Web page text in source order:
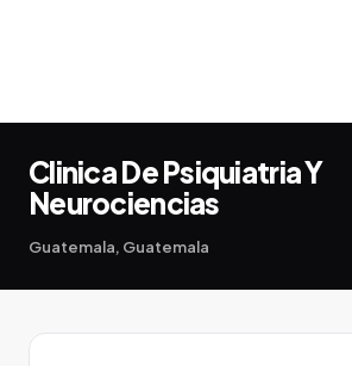
Clinica De Psiquiatria Y
Neurociencias
Guatemala, Guatemala